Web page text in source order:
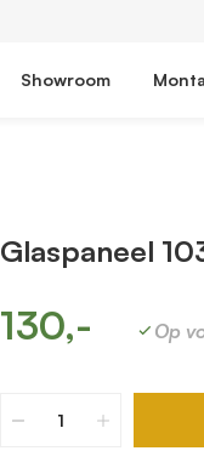
Showroom
Glaspaneel
130,- Op